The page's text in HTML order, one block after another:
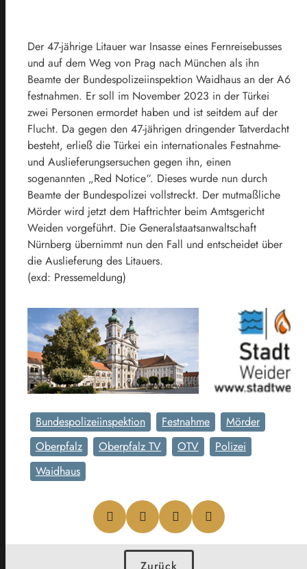
Der 47-jährige Litauer war Insasse eines Fernreisebusses
und auf dem Weg von Prag nach München als ihn
Beamte der Bundespolizeiinspektion Waidhaus an der A6
festnahmen. Er soll im November 2023 in der Türkei
zwei Personen ermordet haben und ist seitdem auf der
Flucht. Da gegen den 47-jährigen dringender Tatverdacht
besteht, erließ die Türkei ein internationales Festnahme-
und Auslieferungsersuchen gegen ihn, einen
sogenannten „Red Notice“. Dieses wurde nun durch
Beamte der Bundespolizei vollstreckt. Der mutmaßliche
Mörder wird jetzt dem Haftrichter beim Amtsgericht
Weiden vorgeführt. Die Generalstaatsanwaltschaft
Nürnberg übernimmt nun den Fall und entscheidet über
die Auslieferung des Litauers.
(exd: Pressemeldung)
Bundespolizeiinspektion Festnahme
Mörder
Oberpfalz
Oberpfalz TV OTV
Polizei
Waidhaus
Zurück